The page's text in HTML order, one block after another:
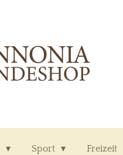
Sport Freizeit